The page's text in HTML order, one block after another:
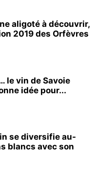
aligoté à découvrir,
2019 des Orfèvres
le vin de Savoie
idée pour...
se diversifie au-
blancs avec son